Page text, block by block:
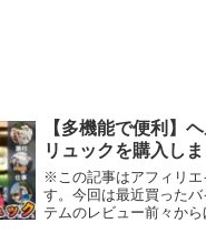
【多機能で便利】
リュックを購入しま
※この記事はアフィリエ
す。今回は最近買った
テムのレビュー前々か